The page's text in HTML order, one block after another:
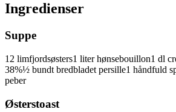
Ingredienser
Suppe
12 limfjordsøsters1 liter hønsebouillon1 dl
38%½ bundt bredbladet persille1 håndfuld
peber
Østerstoast